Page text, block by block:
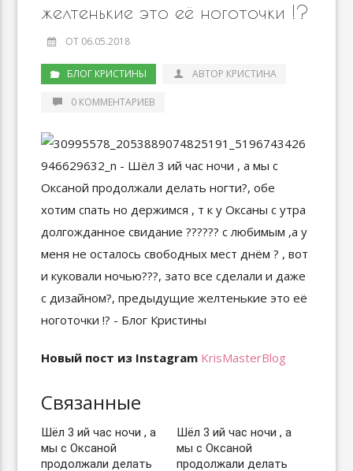
желтенькие это её ноготочки !?
ОТ 06.05.2018
БЛОГ КРИСТИНЫ АВТОР КРИСТИНА
0 КОММЕНТАРИЕВ
Новый пост из Instagram KrisMasterBlog
Связанные
Шёл 3 ий час ночи , а
мы с Оксаной
продолжали делать
Шёл 3 ий час ночи , а
мы с Оксаной
продолжали делать